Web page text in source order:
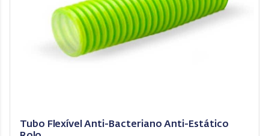
Tubo Flexível Anti-Bacteriano Anti-Estático